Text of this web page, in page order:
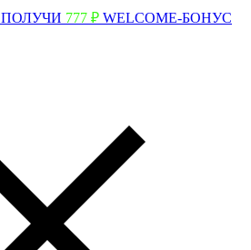
ПОЛУЧИ 777 ₽ WELCOME-БОНУС